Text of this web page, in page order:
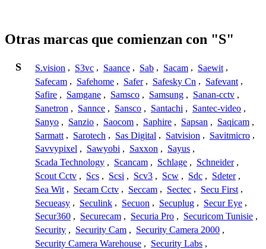
Otras marcas que comienzan con "S"
S S.vision , S3vc , Saance , Sab , Sacam , Saewit ,
Safecam , Safehome , Safer , Safesky Cn , Safevant ,
Safire , Samgane , Samsco , Samsung , Sanan-cctv ,
Sanetron , Sannce , Sansco , Santachi , Santec-video ,
Sanyo , Sanzio , Saocom , Saphire , Sapsan , Saqicam ,
Sarmatt , Sarotech , Sas Digital , Satvision , Savitmicro ,
Savvypixel , Sawyobi , Saxxon , Sayus ,
Scada Technology , Scancam , Schlage , Schneider ,
Scout Cctv , Scs , Scsi , Scv3 , Scw , Sdc , Sdeter ,
Sea Wit , Secam Cctv , Seccam , Sectec , Secu First ,
Secueasy , Seculink , Secuon , Secuplug , Secur Eye ,
Secur360 , Securecam , Securia Pro , Securicom Tunisie ,
Security , Security Cam , Security Camera 2000 ,
Security Camera Warehouse , Security Labs ,